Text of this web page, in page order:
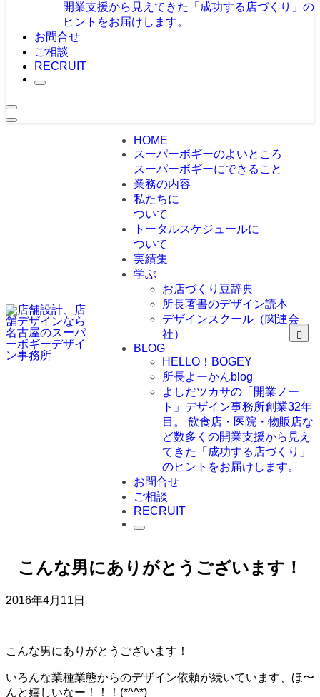
開業支援から見えてきた「成功する店づくり」の
ヒントをお届けします。
お問合せ
ご相談
RECRUIT
HOME
スーパーボギーのよいところ
スーパーボギーにできること
業務の内容
私たちに
ついて
トータルスケジュールに
ついて
実績集
学ぶ
お店づくり豆辞典
所長著書のデザイン読本
デザインスクール（関連会
社）
BLOG
HELLO！BOGEY
所長よーかんblog
よしだツカサの「開業ノー
ト」 デザイン事務所創業32年
目。 飲食店・医院・物販店な
ど数多くの開業支援から見え
てきた「成功する店づくり」
のヒントをお届けします。
お問合せ
ご相談
RECRUIT
こんな男にありがとうございます！
2016年4月11日
こんな男にありがとうございます！
いろんな業種業態からのデザイン依頼が続いています、ほ〜
んと嬉しいなー！！！(*^^*)